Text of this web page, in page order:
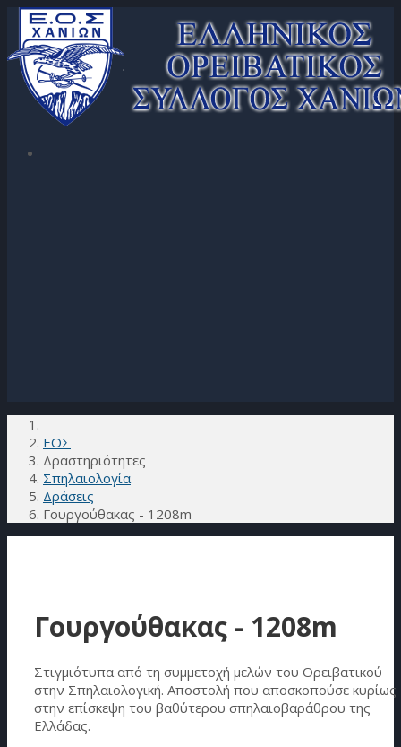
ΕΟΣ
Δραστηριότητες
Σπηλαιολογία
Δράσεις
Γουργούθακας - 1208m
Γουργούθακας - 1208m
Στιγμιότυπα από τη συμμετοχή μελών του Ορειβατικού
στην Σπηλαιολογική. Αποστολή που αποσκοπούσε κυρίως
στην επίσκεψη του βαθύτερου σπηλαιοβαράθρου της
Ελλάδας.